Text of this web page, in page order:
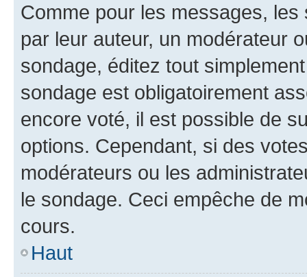
Comme pour les messages,
par leur auteur, un modérateur
sondage, éditez tout
sondage est obligatoirement
encore voté, il est possible de
options. Cependant, si des
modérateurs ou les
le sondage. Ceci empêche de
cours.
Haut